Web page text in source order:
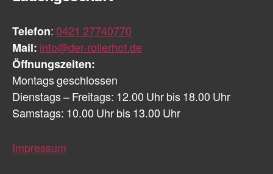
Telefon: 0421 27740770
Mail: info@der-rollerhof.de
Öffnungszeiten:
Montags geschlossen
Dienstags – Freitags: 12.00 Uhr bis 18.00 Uhr
Samstags: 10.00 Uhr bis 13.00 Uhr
Impressum